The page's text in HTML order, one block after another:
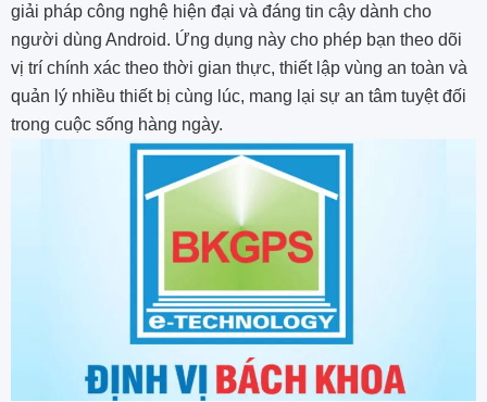
giải pháp công nghệ hiện đại và đáng tin cậy dành cho
người dùng Android. Ứng dụng này cho phép bạn theo dõi
vị trí chính xác theo thời gian thực, thiết lập vùng an toàn và
quản lý nhiều thiết bị cùng lúc, mang lại sự an tâm tuyệt đối
trong cuộc sống hàng ngày.